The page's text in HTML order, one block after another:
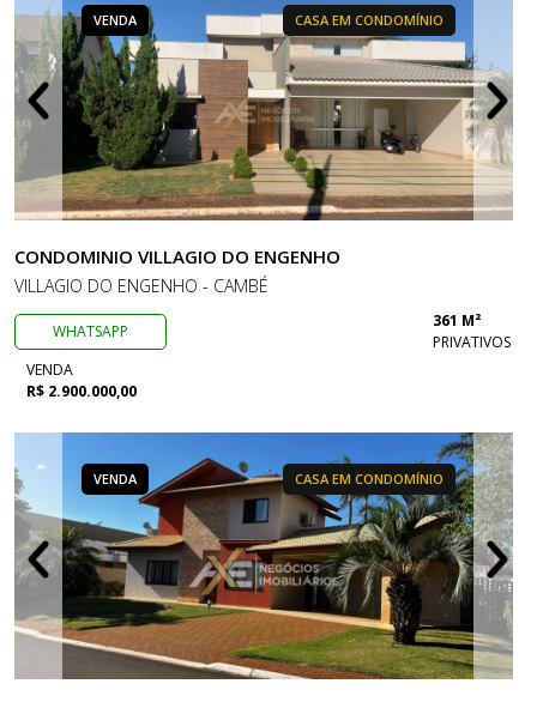
VENDA CASA EM CONDOMÍNIO
CONDOMINIO VILLAGIO DO ENGENHO
VILLAGIO DO ENGENHO - CAMBÉ
WHATSAPP
361 M²
PRIVATIVOS
VENDA
R$ 2.900.000,00
VENDA CASA EM CONDOMÍNIO